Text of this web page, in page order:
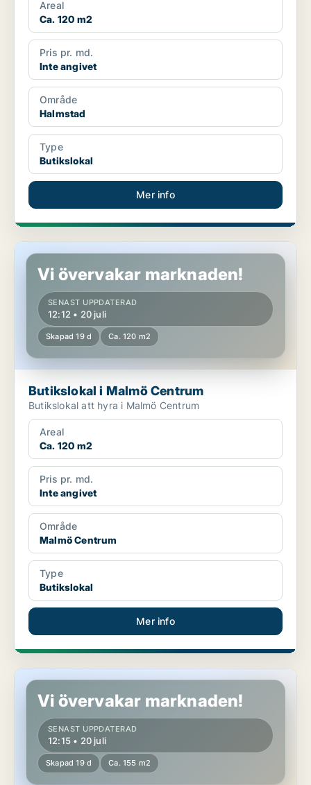
Areal
Ca. 120 m2
Pris pr. md.
Inte angivet
Område
Halmstad
Type
Butikslokal
Mer info
Butikslokal i Malmö Centrum
Vi övervakar marknaden!
SENAST UPPDATERAD
12:12 • 20 juli
Skapad 19 d Ca. 120 m2
Butikslokal i Malmö Centrum
Butikslokal att hyra i Malmö Centrum
Areal
Ca. 120 m2
Pris pr. md.
Inte angivet
Område
Malmö Centrum
Type
Butikslokal
Mer info
Butikslokal i Halmstad
Vi övervakar marknaden!
SENAST UPPDATERAD
12:15 • 20 juli
Skapad 19 d Ca. 155 m2